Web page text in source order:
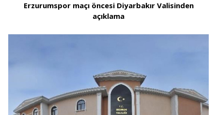
Erzurumspor maçı öncesi Diyarbakır Valisinden
açıklama